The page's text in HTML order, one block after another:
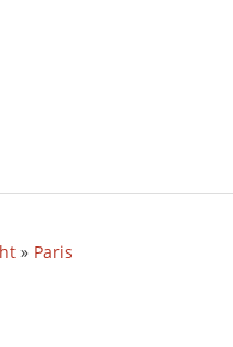
» Paris